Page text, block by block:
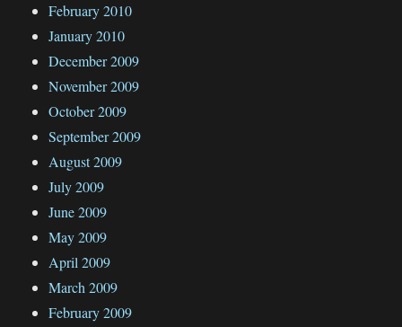
February 2010
January 2010
December 2009
November 2009
October 2009
September 2009
August 2009
July 2009
June 2009
May 2009
April 2009
March 2009
February 2009